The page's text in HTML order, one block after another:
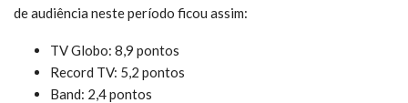
de audiência neste período ficou assim:
TV Globo: 8,9 pontos
Record TV: 5,2 pontos
Band: 2,4 pontos